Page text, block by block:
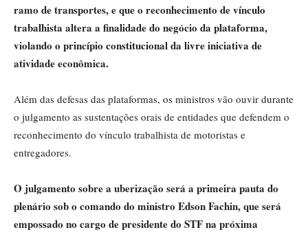
ramo de transportes, e que o reconhecimento de vínculo
trabalhista altera a finalidade do negócio da plataforma,
violando o princípio constitucional da livre iniciativa de
atividade econômica.
Além das defesas das plataformas, os ministros vão ouvir durante
o julgamento as sustentações orais de entidades que defendem o
reconhecimento do vínculo trabalhista de motoristas e
entregadores.
O julgamento sobre a uberização será a primeira pauta do
plenário sob o comando do ministro Edson Fachin, que será
empossado no cargo de presidente do STF na próxima